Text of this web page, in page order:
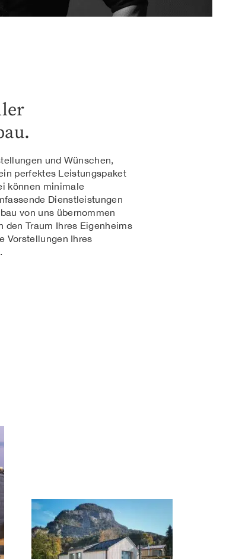
und Wünschen,
perfektes Leistungspaket
können minimale
Dienstleistungen
von uns übernommen
den Traum Ihres Eigenheims
Vorstellungen Ihres